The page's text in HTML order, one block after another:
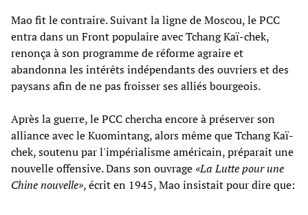
Mao fit le contraire. Suivant la ligne de Moscou, le PCC
entra dans un Front populaire avec Tchang Kaï-chek,
renonça à son programme de réforme agraire et
abandonna les intérêts indépendants des ouvriers et des
paysans afin de ne pas froisser ses alliés bourgeois.
Après la guerre, le PCC chercha encore à préserver son
alliance avec le Kuomintang, alors même que Tchang Kaï-
chek, soutenu par l'impérialisme américain, préparait une
nouvelle offensive. Dans son ouvrage «La Lutte pour une
Chine nouvelle», écrit en 1945, Mao insistait pour dire que: